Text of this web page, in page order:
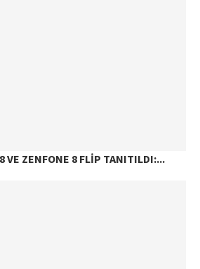
VE ZENFONE 8 FLIP TANITILDI:...